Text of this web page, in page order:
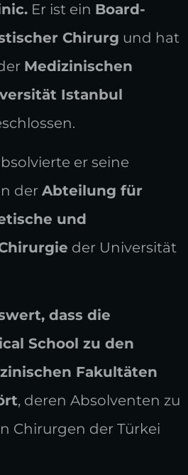
Er ist ein Board-
Chirurg und hat
Medizinischen
Istanbul
er seine
der Abteilung für
und
der Universität
dass die
School zu den
Fakultäten
, deren Absolventen zu
Chirurgen der Türkei